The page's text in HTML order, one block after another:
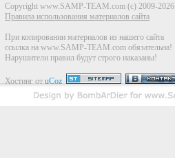
Copyright www.SAMP-TEAM.com (c) 2009-2026
Правила использования материалов сайта
При копировании материалов из нашего сайта
ссылка на www.SAMP-TEAM.com обязательна!
Нарушители правил будут строго наказаны!
Хостинг от uCoz